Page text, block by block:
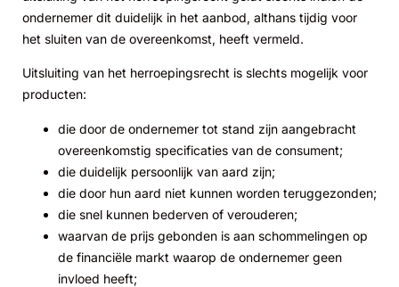
ondernemer dit duidelijk in het aanbod, althans tijdig voor
het sluiten van de overeenkomst, heeft vermeld.
Uitsluiting van het herroepingsrecht is slechts mogelijk voor
producten:
die door de ondernemer tot stand zijn aangebracht
overeenkomstig specificaties van de consument;
die duidelijk persoonlijk van aard zijn;
die door hun aard niet kunnen worden teruggezonden;
die snel kunnen bederven of verouderen;
waarvan de prijs gebonden is aan schommelingen op
de financiële markt waarop de ondernemer geen
invloed heeft;